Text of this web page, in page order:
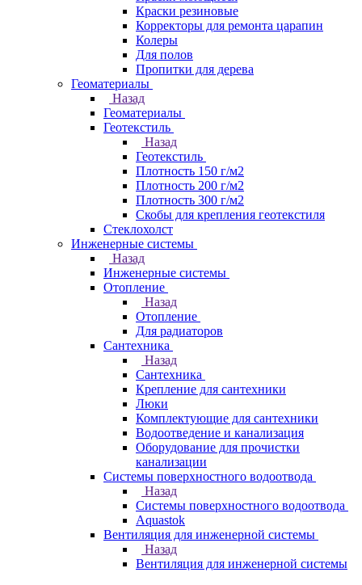
Краски резиновые
Корректоры для ремонта царапин
Колеры
Для полов
Пропитки для дерева
Геоматериалы
Назад
Геоматериалы
Геотекстиль
Назад
Геотекстиль
Плотность 150 г/м2
Плотность 200 г/м2
Плотность 300 г/м2
Скобы для крепления геотекстиля
Стеклохолст
Инженерные системы
Назад
Инженерные системы
Отопление
Назад
Отопление
Для радиаторов
Сантехника
Назад
Сантехника
Крепление для сантехники
Люки
Комплектующие для сантехники
Водоотведение и канализация
Оборудование для прочистки
канализации
Системы поверхностного водоотвода
Назад
Системы поверхностного водоотвода
Aquastok
Вентиляция для инженерной системы
Назад
Вентиляция для инженерной системы